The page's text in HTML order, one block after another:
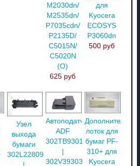
M2030dn/
M2535dn/
P7035cdn/
P2135D/
C5015N/
C5020N
(О)
625 руб
для
Kyocera
ECOSYS
P3060dn
500 руб
Узел
выхода
бумаги
302L228090
Автоподатчик
ADF
302TB93010
|
302V393030
лоток для
бумаг PF-
310+ для
Kyocera